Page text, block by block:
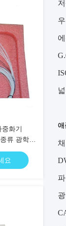
화기
류 광학
요
애